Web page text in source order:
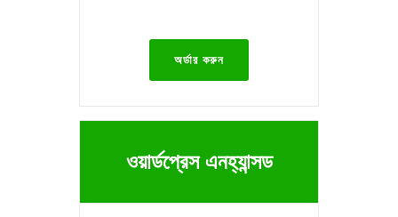
অর্ডার করুন
ওয়ার্ডপ্রেস এনহ্যান্সড